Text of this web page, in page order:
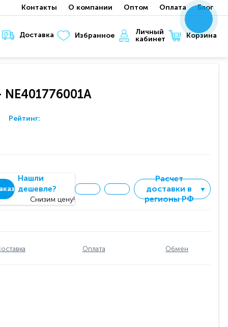
Контакты О компании Оптом Оплата Блог
Доставка Избранное
Личный
кабинет
Корзина
Рейтинг:
Нашли
дешевле?
Снизим цену!
Расчет
доставки в
регионы РФ
▼
Оплата Обмен
xxx